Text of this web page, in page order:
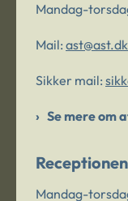
Mandag-
Mail: ast@ast.dk
Sikker mail:
Se mere om
Mandag-